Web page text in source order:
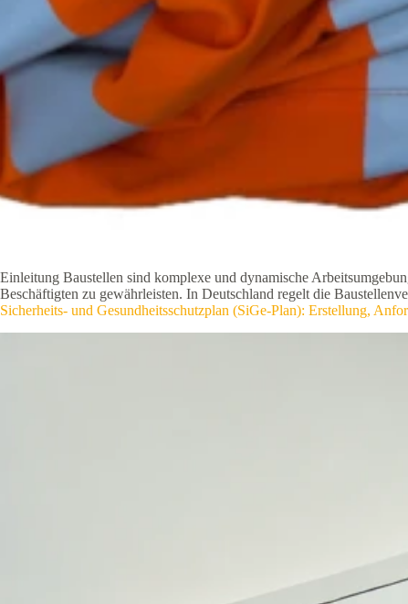
Einleitung Baustellen sind komplexe und dynamische
Beschäftigten zu gewährleisten. In Deutschland regelt die
Sicherheits- und Gesundheitsschutzplan (SiGe-Plan): Erstellung,